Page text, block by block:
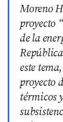
Moreno
proyecto
de la
este
proyecto
térmicos